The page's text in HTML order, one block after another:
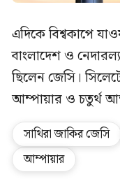
এদিকে বিশ্বকাপে
বাংলাদেশ ও
ছিলেন জেসি।
আম্পায়ার ও চতুর্থ
সাথিরা জাকির জেসি
আম্পায়ার